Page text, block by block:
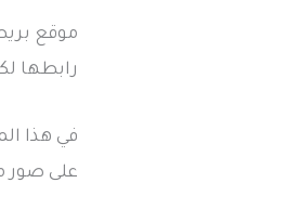
موقع
رابطها
في هذا
على صور